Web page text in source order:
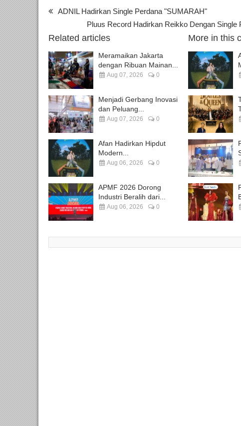
ADNIL Hadirkan Single Perdana "SUMARAH"
Pluus Record Hadirkan Reikko Dengan Single
Related articles
Meramaikan Jakarta
dengan Ribuan Mainan...
Aug 07, 2026 0
Menjadi Gerbang Inovasi
dan Peluang...
Aug 07, 2026 0
Afan Hadirkan Hipdut
Modern...
Aug 06, 2026 0
APMF 2026 Dorong
Industri Beralih dari...
Aug 06, 2026 0
More in this